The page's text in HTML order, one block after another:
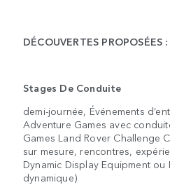
DÉCOUVERTES PROPOSÉES :
Stages De Conduite
demi-journée, Événements
Adventure Games avec
Games Land Rover Challenge
sur mesure, rencontres,
Dynamic Display Equipment ou
dynamique)